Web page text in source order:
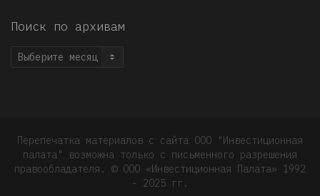
Поиск по архивам
Поиск
Перепечатка материалов с сайта ООО "Инвестиционная
палата" возможна только с письменного разрешения
правообладателя. © OOO «Инвестиционная Палата» 1992
- 2025 гг.